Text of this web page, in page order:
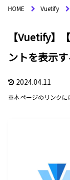
HOME Vuetify
【Vuetify】
ントを表示す
2024.04.11
※本ページのリンクに